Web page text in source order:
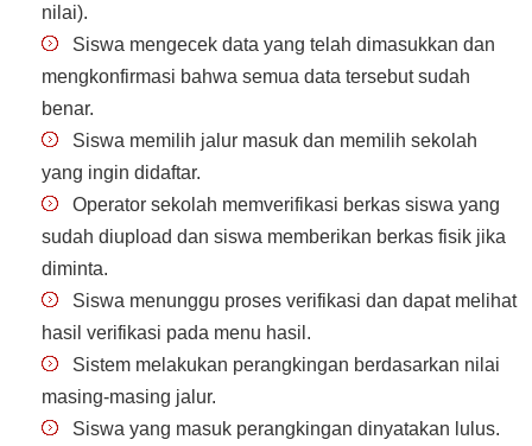
nilai).
Siswa mengecek data yang telah dimasukkan dan
mengkonfirmasi bahwa semua data tersebut sudah
benar.
Siswa memilih jalur masuk dan memilih sekolah
yang ingin didaftar.
Operator sekolah memverifikasi berkas siswa yang
sudah diupload dan siswa memberikan berkas fisik jika
diminta.
Siswa menunggu proses verifikasi dan dapat melihat
hasil verifikasi pada menu hasil.
Sistem melakukan perangkingan berdasarkan nilai
masing-masing jalur.
Siswa yang masuk perangkingan dinyatakan lulus.